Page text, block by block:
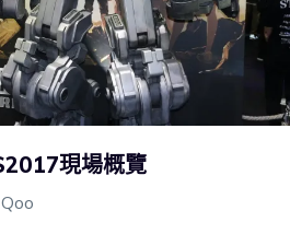
現場概覽